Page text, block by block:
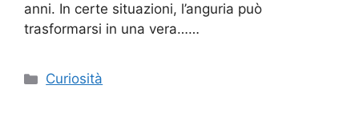
anni. In certe situazioni, l’anguria può
trasformarsi in una vera……
Categorie
Curiosità